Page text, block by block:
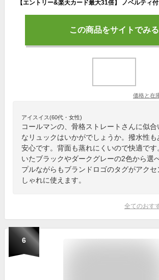
この商品をサイトでみる
価格と在
アイスイス(60代・女性)
コールマンの、骨格ストレートさんに似
なリュックはいかがでしょうか。撥水性も
安心です。背面も蒸れにくいので快適で
いたブラックやダークグレーの2色から選
プルながらもブランドロゴのタグがアク
しゃれに使えます。
全てのおす
6